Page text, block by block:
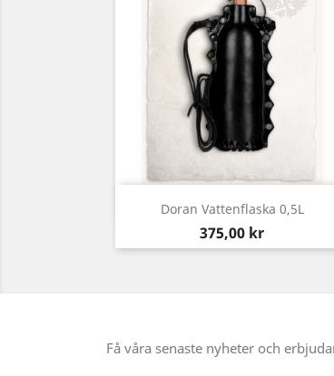
Doran Vattenflaska 0,5L
Pris
375,00 kr
Snabbvy
Få våra senaste nyheter och